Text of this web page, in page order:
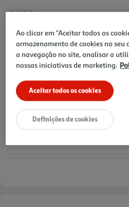
Link
mesma
página.
8.22 €/Kg
-25%
Price reduced from
0,99 €to
0,74 €
Promoção:de 4/8/2026 a 23/8/2026
Ao clicar em "Aceitar todos os
armazenamento de cookies no
a navegação no site, analisar a
nossas iniciativas de marketing.
Aceitar todos os cookies
Definições de cookies